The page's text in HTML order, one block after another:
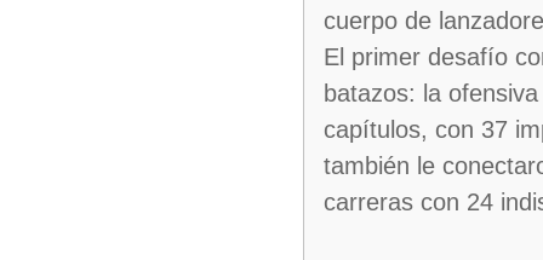
cuerpo de
El primer desafío
batazos: la
capítulos, con 37
también le
carreras con 24